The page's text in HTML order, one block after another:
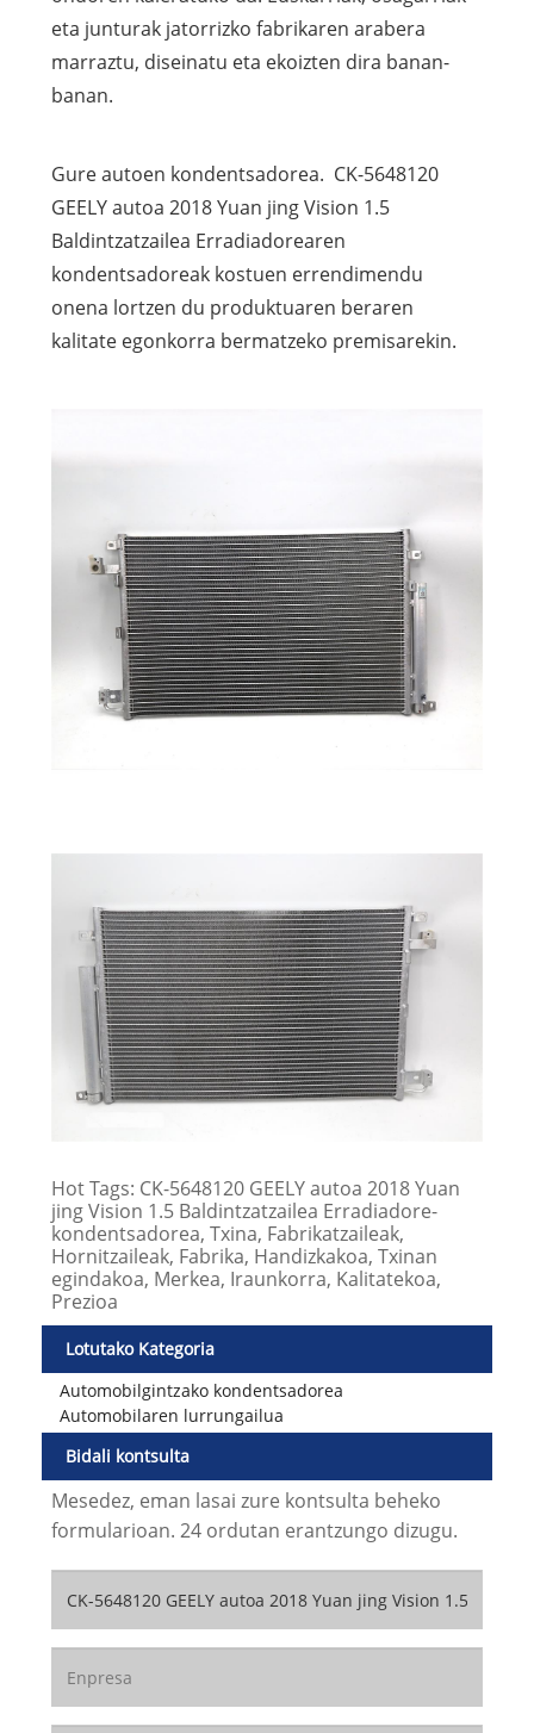
eta junturak jatorrizko fabrikaren arabera
marraztu, diseinatu eta ekoizten dira banan-
banan.
Gure autoen kondentsadorea. CK-5648120
GEELY autoa 2018 Yuan jing Vision 1.5
Baldintzatzailea Erradiadorearen
kondentsadoreak kostuen errendimendu
onena lortzen du produktuaren beraren
kalitate egonkorra bermatzeko premisarekin.
Hot Tags: CK-5648120 GEELY autoa 2018 Yuan
jing Vision 1.5 Baldintzatzailea Erradiadore-
kondentsadorea, Txina, Fabrikatzaileak,
Hornitzaileak, Fabrika, Handizkakoa, Txinan
egindakoa, Merkea, Iraunkorra, Kalitatekoa,
Prezioa
Lotutako Kategoria
Automobilgintzako kondentsadorea
Automobilaren lurrungailua
Bidali kontsulta
Mesedez, eman lasai zure kontsulta beheko
formularioan. 24 ordutan erantzungo dizugu.